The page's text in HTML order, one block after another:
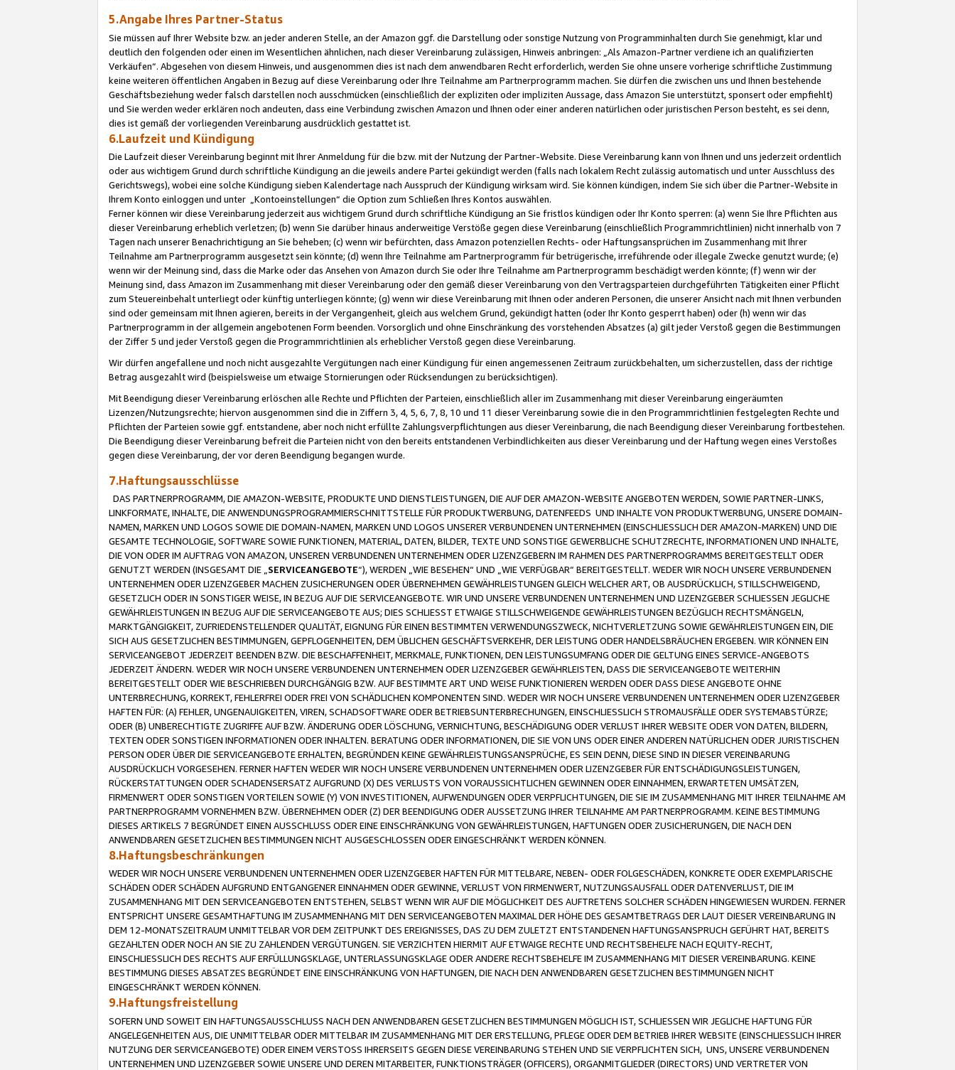
5.Angabe Ihres Partner-Status
Sie müssen auf Ihrer Website bzw. an jeder anderen Stelle, an der Amazon ggf. die Darstellung oder sonstige Nutzung von Programminhalten durch Sie genehmigt, klar und
deutlich den folgenden oder einen im Wesentlichen ähnlichen, nach dieser Vereinbarung zulässigen, Hinweis anbringen: „Als Amazon-Partner verdiene ich an qualifizierten
Verkäufen“. Abgesehen von diesem Hinweis, und ausgenommen dies ist nach dem anwendbaren Recht erforderlich, werden Sie ohne unsere vorherige schriftliche Zustimmung
keine weiteren öffentlichen Angaben in Bezug auf diese Vereinbarung oder Ihre Teilnahme am Partnerprogramm machen. Sie dürfen die zwischen uns und Ihnen bestehende
Geschäftsbeziehung weder falsch darstellen noch ausschmücken (einschließlich der expliziten oder impliziten Aussage, dass Amazon Sie unterstützt, sponsert oder empfiehlt)
und Sie werden weder erklären noch andeuten, dass eine Verbindung zwischen Amazon und Ihnen oder einer anderen natürlichen oder juristischen Person besteht, es sei denn,
dies ist gemäß der vorliegenden Vereinbarung ausdrücklich gestattet ist.
6.Laufzeit und Kündigung
Die Laufzeit dieser Vereinbarung beginnt mit Ihrer Anmeldung für die bzw. mit der Nutzung der Partner-Website. Diese Vereinbarung kann von Ihnen und uns jederzeit ordentlich
oder aus wichtigem Grund durch schriftliche Kündigung an die jeweils andere Partei gekündigt werden (falls nach lokalem Recht zulässig automatisch und unter Ausschluss des
Gerichtswegs), wobei eine solche Kündigung sieben Kalendertage nach Ausspruch der Kündigung wirksam wird. Sie können kündigen, indem Sie sich über die Partner-Website in
Ihrem Konto einloggen und unter „Kontoeinstellungen“ die Option zum Schließen Ihres Kontos auswählen.
Ferner können wir diese Vereinbarung jederzeit aus wichtigem Grund durch schriftliche Kündigung an Sie fristlos kündigen oder Ihr Konto sperren: (a) wenn Sie Ihre Pflichten aus
dieser Vereinbarung erheblich verletzen; (b) wenn Sie darüber hinaus anderweitige Verstöße gegen diese Vereinbarung (einschließlich Programmrichtlinien) nicht innerhalb von 7
Tagen nach unserer Benachrichtigung an Sie beheben; (c) wenn wir befürchten, dass Amazon potenziellen Rechts- oder Haftungsansprüchen im Zusammenhang mit Ihrer
Teilnahme am Partnerprogramm ausgesetzt sein könnte; (d) wenn Ihre Teilnahme am Partnerprogramm für betrügerische, irreführende oder illegale Zwecke genutzt wurde; (e)
wenn wir der Meinung sind, dass die Marke oder das Ansehen von Amazon durch Sie oder Ihre Teilnahme am Partnerprogramm beschädigt werden könnte; (f) wenn wir der
Meinung sind, dass Amazon im Zusammenhang mit dieser Vereinbarung oder den gemäß dieser Vereinbarung von den Vertragsparteien durchgeführten Tätigkeiten einer Pflicht
zum Steuereinbehalt unterliegt oder künftig unterliegen könnte; (g) wenn wir diese Vereinbarung mit Ihnen oder anderen Personen, die unserer Ansicht nach mit Ihnen verbunden
sind oder gemeinsam mit Ihnen agieren, bereits in der Vergangenheit, gleich aus welchem Grund, gekündigt hatten (oder Ihr Konto gesperrt haben) oder (h) wenn wir das
Partnerprogramm in der allgemein angebotenen Form beenden. Vorsorglich und ohne Einschränkung des vorstehenden Absatzes (a) gilt jeder Verstoß gegen die Bestimmungen
der Ziffer 5 und jeder Verstoß gegen die Programmrichtlinien als erheblicher Verstoß gegen diese Vereinbarung.
Wir dürfen angefallene und noch nicht ausgezahlte Vergütungen nach einer Kündigung für einen angemessenen Zeitraum zurückbehalten, um sicherzustellen, dass der richtige
Betrag ausgezahlt wird (beispielsweise um etwaige Stornierungen oder Rücksendungen zu berücksichtigen).
Mit Beendigung dieser Vereinbarung erlöschen alle Rechte und Pflichten der Parteien, einschließlich aller im Zusammenhang mit dieser Vereinbarung eingeräumten
Lizenzen/Nutzungsrechte; hiervon ausgenommen sind die in Ziffern 3, 4, 5, 6, 7, 8, 10 und 11 dieser Vereinbarung sowie die in den Programmrichtlinien festgelegten Rechte und
Pflichten der Parteien sowie ggf. entstandene, aber noch nicht erfüllte Zahlungsverpflichtungen aus dieser Vereinbarung, die nach Beendigung dieser Vereinbarung fortbestehen.
Die Beendigung dieser Vereinbarung befreit die Parteien nicht von den bereits entstandenen Verbindlichkeiten aus dieser Vereinbarung und der Haftung wegen eines Verstoßes
gegen diese Vereinbarung, der vor deren Beendigung begangen wurde.
7.Haftungsausschlüsse
DAS PARTNERPROGRAMM, DIE AMAZON-WEBSITE, PRODUKTE UND DIENSTLEISTUNGEN, DIE AUF DER AMAZON-WEBSITE ANGEBOTEN WERDEN, SOWIE PARTNER-LINKS,
LINKFORMATE, INHALTE, DIE ANWENDUNGSPROGRAMMIERSCHNITTSTELLE FÜR PRODUKTWERBUNG, DATENFEEDS UND INHALTE VON PRODUKTWERBUNG, UNSERE DOMAIN-
NAMEN, MARKEN UND LOGOS SOWIE DIE DOMAIN-NAMEN, MARKEN UND LOGOS UNSERER VERBUNDENEN UNTERNEHMEN (EINSCHLIESSLICH DER AMAZON-MARKEN) UND DIE
GESAMTE TECHNOLOGIE, SOFTWARE SOWIE FUNKTIONEN, MATERIAL, DATEN, BILDER, TEXTE UND SONSTIGE GEWERBLICHE SCHUTZRECHTE, INFORMATIONEN UND INHALTE,
DIE VON ODER IM AUFTRAG VON AMAZON, UNSEREN VERBUNDENEN UNTERNEHMEN ODER LIZENZGEBERN IM RAHMEN DES PARTNERPROGRAMMS BEREITGESTELLT ODER
GENUTZT WERDEN (INSGESAMT DIE „ SERVICEANGEBOTE“), WERDEN „WIE BESEHEN“ UND „WIE VERFÜGBAR“ BEREITGESTELLT. WEDER WIR NOCH UNSERE VERBUNDENEN
UNTERNEHMEN ODER LIZENZGEBER MACHEN ZUSICHERUNGEN ODER ÜBERNEHMEN GEWÄHRLEISTUNGEN GLEICH WELCHER ART, OB AUSDRÜCKLICH, STILLSCHWEIGEND,
GESETZLICH ODER IN SONSTIGER WEISE, IN BEZUG AUF DIE SERVICEANGEBOTE. WIR UND UNSERE VERBUNDENEN UNTERNEHMEN UND LIZENZGEBER SCHLIESSEN JEGLICHE
GEWÄHRLEISTUNGEN IN BEZUG AUF DIE SERVICEANGEBOTE AUS; DIES SCHLIESST ETWAIGE STILLSCHWEIGENDE GEWÄHRLEISTUNGEN BEZÜGLICH RECHTSMÄNGELN,
MARKTGÄNGIGKEIT, ZUFRIEDENSTELLENDER QUALITÄT, EIGNUNG FÜR EINEN BESTIMMTEN VERWENDUNGSZWECK, NICHTVERLETZUNG SOWIE GEWÄHRLEISTUNGEN EIN, DIE
SICH AUS GESETZLICHEN BESTIMMUNGEN, GEPFLOGENHEITEN, DEM ÜBLICHEN GESCHÄFTSVERKEHR, DER LEISTUNG ODER HANDELSBRÄUCHEN ERGEBEN. WIR KÖNNEN EIN
SERVICEANGEBOT JEDERZEIT BEENDEN BZW. DIE BESCHAFFENHEIT, MERKMALE, FUNKTIONEN, DEN LEISTUNGSUMFANG ODER DIE GELTUNG EINES SERVICE-ANGEBOTS
JEDERZEIT ÄNDERN. WEDER WIR NOCH UNSERE VERBUNDENEN UNTERNEHMEN ODER LIZENZGEBER GEWÄHRLEISTEN, DASS DIE SERVICEANGEBOTE WEITERHIN
BEREITGESTELLT ODER WIE BESCHRIEBEN DURCHGÄNGIG BZW. AUF BESTIMMTE ART UND WEISE FUNKTIONIEREN WERDEN ODER DASS DIESE ANGEBOTE OHNE
UNTERBRECHUNG, KORREKT, FEHLERFREI ODER FREI VON SCHÄDLICHEN KOMPONENTEN SIND. WEDER WIR NOCH UNSERE VERBUNDENEN UNTERNEHMEN ODER LIZENZGEBER
HAFTEN FÜR: (A) FEHLER, UNGENAUIGKEITEN, VIREN, SCHADSOFTWARE ODER BETRIEBSUNTERBRECHUNGEN, EINSCHLIESSLICH STROMAUSFÄLLE ODER SYSTEMABSTÜRZE;
ODER (B) UNBERECHTIGTE ZUGRIFFE AUF BZW. ÄNDERUNG ODER LÖSCHUNG, VERNICHTUNG, BESCHÄDIGUNG ODER VERLUST IHRER WEBSITE ODER VON DATEN, BILDERN,
TEXTEN ODER SONSTIGEN INFORMATIONEN ODER INHALTEN. BERATUNG ODER INFORMATIONEN, DIE SIE VON UNS ODER EINER ANDEREN NATÜRLICHEN ODER JURISTISCHEN
PERSON ODER ÜBER DIE SERVICEANGEBOTE ERHALTEN, BEGRÜNDEN KEINE GEWÄHRLEISTUNGSANSPRÜCHE, ES SEIN DENN, DIESE SIND IN DIESER VEREINBARUNG
AUSDRÜCKLICH VORGESEHEN. FERNER HAFTEN WEDER WIR NOCH UNSERE VERBUNDENEN UNTERNEHMEN ODER LIZENZGEBER FÜR ENTSCHÄDIGUNGSLEISTUNGEN,
RÜCKERSTATTUNGEN ODER SCHADENSERSATZ AUFGRUND (X) DES VERLUSTS VON VORAUSSICHTLICHEN GEWINNEN ODER EINNAHMEN, ERWARTETEN UMSÄTZEN,
FIRMENWERT ODER SONSTIGEN VORTEILEN SOWIE (Y) VON INVESTITIONEN, AUFWENDUNGEN ODER VERPFLICHTUNGEN, DIE SIE IM ZUSAMMENHANG MIT IHRER TEILNAHME AM
PARTNERPROGRAMM VORNEHMEN BZW. ÜBERNEHMEN ODER (Z) DER BEENDIGUNG ODER AUSSETZUNG IHRER TEILNAHME AM PARTNERPROGRAMM. KEINE BESTIMMUNG
DIESES ARTIKELS 7 BEGRÜNDET EINEN AUSSCHLUSS ODER EINE EINSCHRÄNKUNG VON GEWÄHRLEISTUNGEN, HAFTUNGEN ODER ZUSICHERUNGEN, DIE NACH DEN
ANWENDBAREN GESETZLICHEN BESTIMMUNGEN NICHT AUSGESCHLOSSEN ODER EINGESCHRÄNKT WERDEN KÖNNEN.
8.Haftungsbeschränkungen
WEDER WIR NOCH UNSERE VERBUNDENEN UNTERNEHMEN ODER LIZENZGEBER HAFTEN FÜR MITTELBARE, NEBEN- ODER FOLGESCHÄDEN, KONKRETE ODER EXEMPLARISCHE
SCHÄDEN ODER SCHÄDEN AUFGRUND ENTGANGENER EINNAHMEN ODER GEWINNE, VERLUST VON FIRMENWERT, NUTZUNGSAUSFALL ODER DATENVERLUST, DIE IM
ZUSAMMENHANG MIT DEN SERVICEANGEBOTEN ENTSTEHEN, SELBST WENN WIR AUF DIE MÖGLICHKEIT DES AUFTRETENS SOLCHER SCHÄDEN HINGEWIESEN WURDEN. FERNER
ENTSPRICHT UNSERE GESAMTHAFTUNG IM ZUSAMMENHANG MIT DEN SERVICEANGEBOTEN MAXIMAL DER HÖHE DES GESAMTBETRAGS DER LAUT DIESER VEREINBARUNG IN
DEM 12-MONATSZEITRAUM UNMITTELBAR VOR DEM ZEITPUNKT DES EREIGNISSES, DAS ZU DEM ZULETZT ENTSTANDENEN HAFTUNGSANSPRUCH GEFÜHRT HAT, BEREITS
GEZAHLTEN ODER NOCH AN SIE ZU ZAHLENDEN VERGÜTUNGEN. SIE VERZICHTEN HIERMIT AUF ETWAIGE RECHTE UND RECHTSBEHELFE NACH EQUITY-RECHT,
EINSCHLIESSLICH DES RECHTS AUF ERFÜLLUNGSKLAGE, UNTERLASSUNGSKLAGE ODER ANDERE RECHTSBEHELFE IM ZUSAMMENHANG MIT DIESER VEREINBARUNG. KEINE
BESTIMMUNG DIESES ABSATZES BEGRÜNDET EINE EINSCHRÄNKUNG VON HAFTUNGEN, DIE NACH DEN ANWENDBAREN GESETZLICHEN BESTIMMUNGEN NICHT
EINGESCHRÄNKT WERDEN KÖNNEN.
9.Haftungsfreistellung
SOFERN UND SOWEIT EIN HAFTUNGSAUSSCHLUSS NACH DEN ANWENDBAREN GESETZLICHEN BESTIMMUNGEN MÖGLICH IST, SCHLIESSEN WIR JEGLICHE HAFTUNG FÜR
ANGELEGENHEITEN AUS, DIE UNMITTELBAR ODER MITTELBAR IM ZUSAMMENHANG MIT DER ERSTELLUNG, PFLEGE ODER DEM BETRIEB IHRER WEBSITE (EINSCHLIESSLICH IHRER
NUTZUNG DER SERVICEANGEBOTE) ODER EINEM VERSTOSS IHRERSEITS GEGEN DIESE VEREINBARUNG STEHEN UND SIE VERPFLICHTEN SICH, UNS, UNSERE VERBUNDENEN
UNTERNEHMEN UND LIZENZGEBER SOWIE UNSERE UND DEREN MITARBEITER, FUNKTIONSTRÄGER (OFFICERS), ORGANMITGLIEDER (DIRECTORS) UND VERTRETER VON